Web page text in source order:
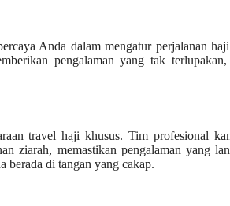
Anda dalam mengatur perjalanan
pengalaman yang tak
travel haji khusus. Tim profesional
ziarah, memastikan pengalaman yang
berada di tangan yang cakap.